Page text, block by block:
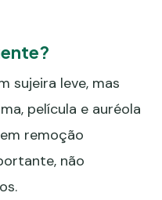
sujeira leve, mas
película e auréola
remoção
não